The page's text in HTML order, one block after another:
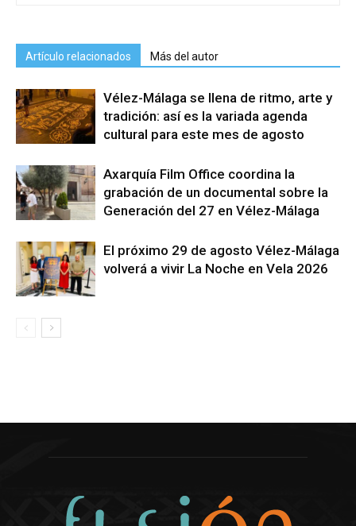
Artículo relacionados Más del autor
Vélez-Málaga se llena de ritmo, arte y
tradición: así es la variada agenda
cultural para este mes de agosto
Axarquía Film Office coordina la
grabación de un documental sobre la
Generación del 27 en Vélez-Málaga
El próximo 29 de agosto Vélez-Málaga
volverá a vivir La Noche en Vela 2026